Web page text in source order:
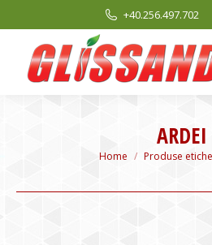
+40.256.497.702
ARDEI
You are here:
Home Produse